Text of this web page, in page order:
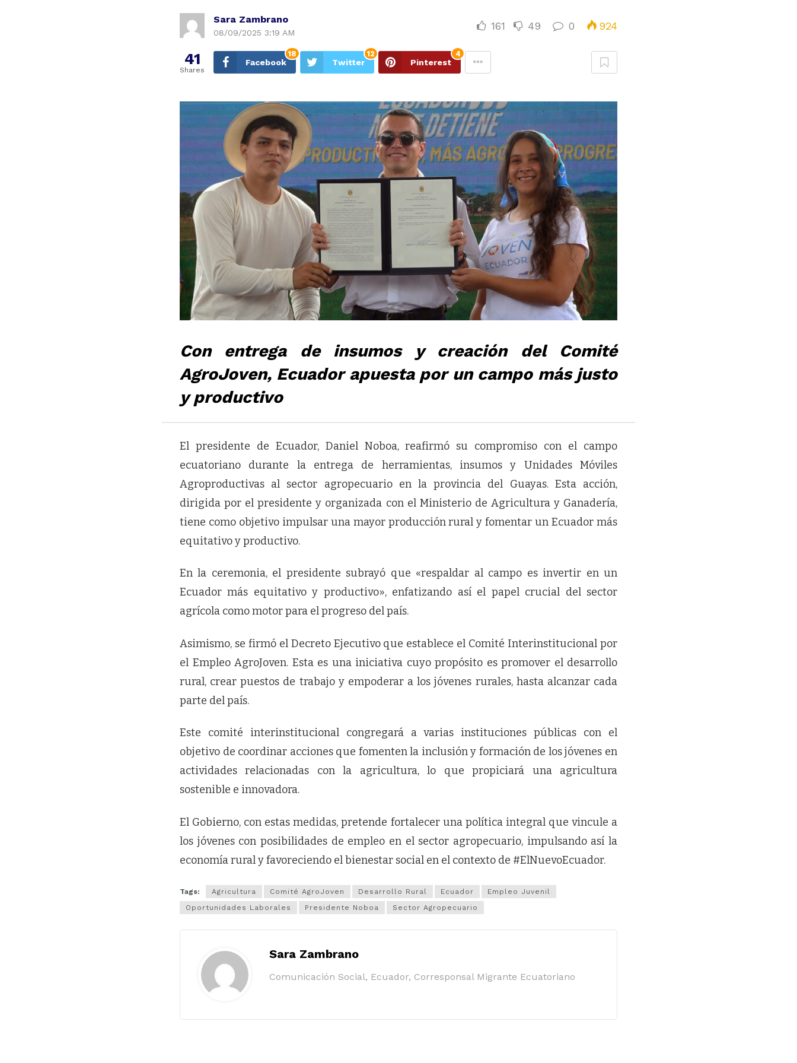
Sara Zambrano
08/09/2025 3:19 AM
161 49 0 924
41
Shares
Facebook
18
Twitter
12
Pinterest
4
Con entrega de insumos y creación del Comité
AgroJoven, Ecuador apuesta por un campo más justo
y productivo
El presidente de Ecuador, Daniel Noboa, reafirmó su compromiso con el campo
ecuatoriano durante la entrega de herramientas, insumos y Unidades Móviles
Agroproductivas al sector agropecuario en la provincia del Guayas. Esta acción,
dirigida por el presidente y organizada con el Ministerio de Agricultura y Ganadería,
tiene como objetivo impulsar una mayor producción rural y fomentar un Ecuador más
equitativo y productivo.
En la ceremonia, el presidente subrayó que «respaldar al campo es invertir en un
Ecuador más equitativo y productivo», enfatizando así el papel crucial del sector
agrícola como motor para el progreso del país.
Asimismo, se firmó el Decreto Ejecutivo que establece el Comité Interinstitucional por
el Empleo AgroJoven. Esta es una iniciativa cuyo propósito es promover el desarrollo
rural, crear puestos de trabajo y empoderar a los jóvenes rurales, hasta alcanzar cada
parte del país.
Este comité interinstitucional congregará a varias instituciones públicas con el
objetivo de coordinar acciones que fomenten la inclusión y formación de los jóvenes en
actividades relacionadas con la agricultura, lo que propiciará una agricultura
sostenible e innovadora.
El Gobierno, con estas medidas, pretende fortalecer una política integral que vincule a
los jóvenes con posibilidades de empleo en el sector agropecuario, impulsando así la
economía rural y favoreciendo el bienestar social en el contexto de #ElNuevoEcuador.
Tags: Agricultura Comité AgroJoven Desarrollo Rural Ecuador
Empleo Juvenil
Oportunidades Laborales
Presidente Noboa Sector Agropecuario
Sara Zambrano
Comunicación Social, Ecuador, Corresponsal Migrante Ecuatoriano